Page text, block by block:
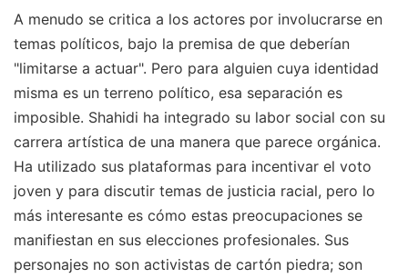
A menudo se critica a los actores por involucrarse en
temas políticos, bajo la premisa de que deberían
"limitarse a actuar". Pero para alguien cuya identidad
misma es un terreno político, esa separación es
imposible. Shahidi ha integrado su labor social con su
carrera artística de una manera que parece orgánica.
Ha utilizado sus plataformas para incentivar el voto
joven y para discutir temas de justicia racial, pero lo
más interesante es cómo estas preocupaciones se
manifiestan en sus elecciones profesionales. Sus
personajes no son activistas de cartón piedra; son